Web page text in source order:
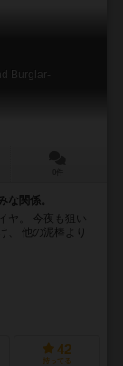
Burglar-
な関係。
ヤ。 今夜も狙い
、 他の泥棒より
42
持ってる